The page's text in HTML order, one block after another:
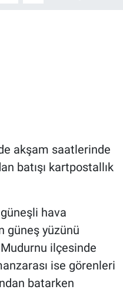
akşam saatlerinde
batışı kartpostallık
hava
güneş yüzünü
ilçesinde
ise görenleri
batarken